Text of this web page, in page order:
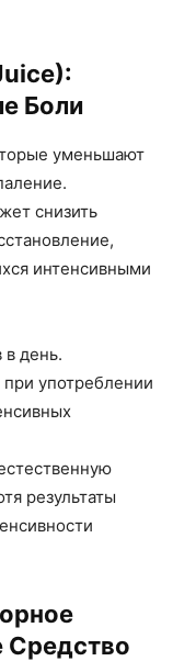
Боли
уменьшают
снизить
интенсивными
день.
употреблении
результаты
Средство